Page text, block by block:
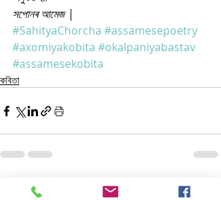
সপোনৰ আমেজ |
#SahityaChorcha #assamesepoetry
#axomiyakobita #okalpaniyabastav
#assamesekobita
কবিতা
Related Posts See All